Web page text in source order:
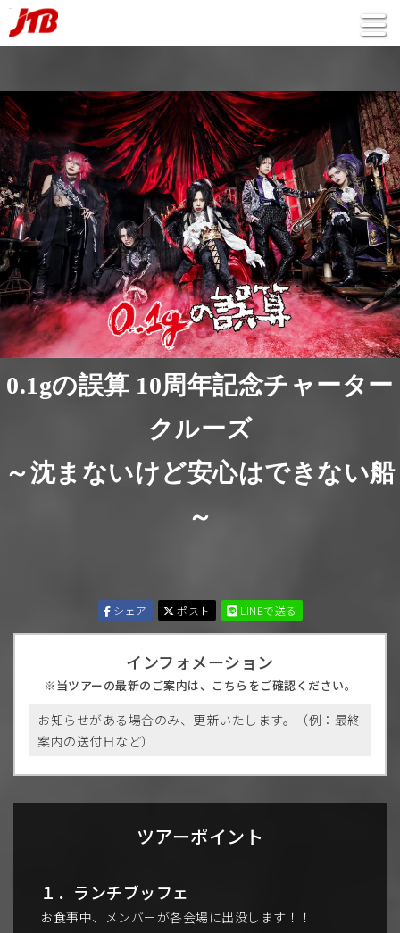
0.1gの誤算 10周年記念チャーター
クルーズ
～沈まないけど安心はできない船
～
シェア ポスト LINEで送る
インフォメーション
当ツアーの最新のご案内は、こちらをご確認ください。
お知らせがある場合のみ、更新いたします。（例：最終
案内の送付日など）
ツアーポイント
１．ランチブッフェ
お食事中、メンバーが各会場に出没します！！